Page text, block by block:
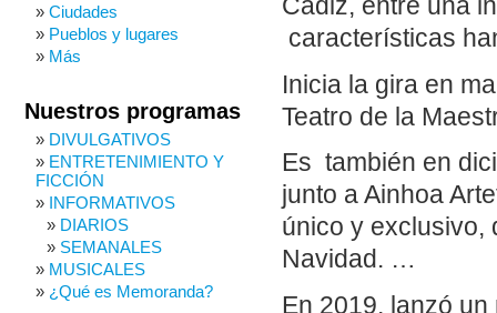
Cádiz, entre una
características
Inicia la gira en
Teatro de la
Es también en
junto a Ainhoa
único y exclusivo,
Navidad. …
En 2019, lanzó
Ciudades
Pueblos y lugares
Más
Nuestros programas
DIVULGATIVOS
ENTRETENIMIENTO Y
FICCIÓN
INFORMATIVOS
DIARIOS
SEMANALES
MUSICALES
¿Qué es Memoranda?